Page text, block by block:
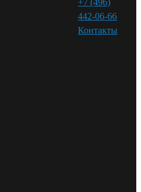
442-06-66
Контакты⁠